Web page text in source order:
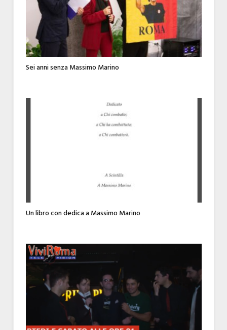
Sei anni senza Massimo Marino
Un libro con dedica a Massimo Marino